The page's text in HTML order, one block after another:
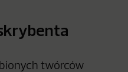
twórców